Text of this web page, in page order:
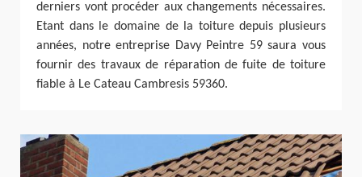
derniers vont procéder aux changements nécessaires.
Etant dans le domaine de la toiture depuis plusieurs
années, notre entreprise Davy Peintre 59 saura vous
fournir des travaux de réparation de fuite de toiture
fiable à Le Cateau Cambresis 59360.